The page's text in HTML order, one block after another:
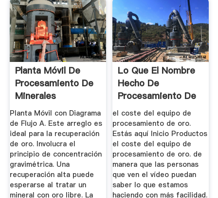
Planta Móvil De
Procesamiento De
Minerales
Planta Móvil con Diagrama
de Flujo A. Este arreglo es
ideal para la recuperación
de oro. Involucra el
principio de concentración
gravimétrica. Una
recuperación alta puede
esperarse al tratar un
mineral con oro libre. La
Lo Que El Nombre
Hecho De
Procesamiento De
Oro
el coste del equipo de
procesamiento de oro.
Estás aquí Inicio Productos
el coste del equipo de
procesamiento de oro. de
manera que las personas
que ven el vídeo puedan
saber lo que estamos
haciendo con más facilidad.